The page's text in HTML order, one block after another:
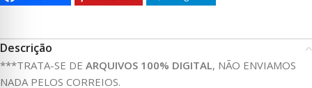
Descrição
***TRATA-SE DE ARQUIVOS 100% DIGITAL, NÃO ENVIAMOS
NADA PELOS CORREIOS.